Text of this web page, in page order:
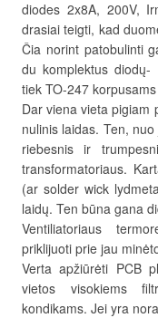
diodes 2x8A, 200V,
drasiai teigti, kad
Čia norint patobulinti
du komplektus
tiek TO-247
Dar viena vieta pigiam
nulinis laidas. Ten,
riebesnis ir
transformatoriaus.
(ar solder wick
laidų. Ten būna gana
Ventiliatoriaus
priklijuoti prie jau
Verta apžiūrėti PCB
vietos visokiems
kondikams. Jei yra